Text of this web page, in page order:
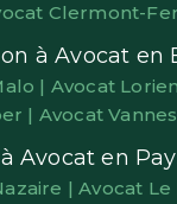
Clermont-
à Avocat en
| Avocat
| Avocat
Avocat en
|Avocat Le